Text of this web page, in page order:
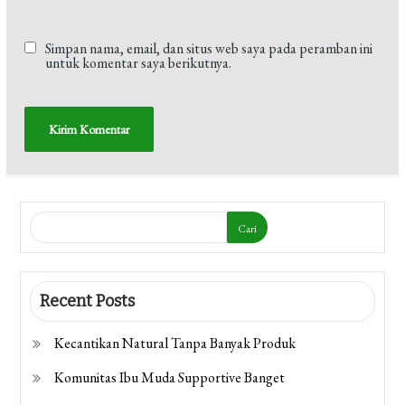
Simpan nama, email, dan situs web saya pada peramban ini
untuk komentar saya berikutnya.
Cari
Recent Posts
Kecantikan Natural Tanpa Banyak Produk
Komunitas Ibu Muda Supportive Banget